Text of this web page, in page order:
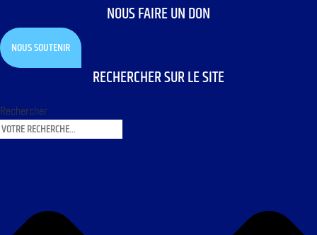
NOUS FAIRE UN DON
NOUS SOUTENIR
RECHERCHER SUR LE SITE
Rechercher